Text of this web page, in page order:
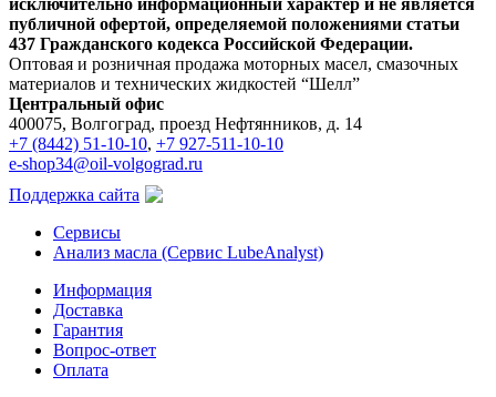
исключительно информационный характер и не является
публичной офертой, определяемой положениями статьи
437 Гражданского кодекса Российской Федерации.
Оптовая и розничная продажа моторных масел, смазочных
материалов и технических жидкостей “Шелл”
Центральный офис
400075, Волгоград, проезд Нефтянников, д. 14
+7 (8442) 51-10-10, +7 927-511-10-10
e-shop34@oil-volgograd.ru
Поддержка сайта
Сервисы
Анализ масла (Сервис LubeAnalyst)
Информация
Доставка
Гарантия
Вопрос-ответ
Оплата